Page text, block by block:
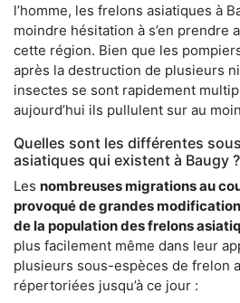
l’homme, les frelons asiatiques à
moindre hésitation à s’en prendre
cette région. Bien que les
après la destruction de plusieurs
insectes se sont rapidement
aujourd’hui ils pullulent sur au
Quelles sont les différentes
asiatiques qui existent à Baugy ?
Les nombreuses migrations au
provoqué de grandes
de la population des frelons
plus facilement même dans leur
plusieurs sous-espèces de frelon
répertoriées jusqu’à ce jour :